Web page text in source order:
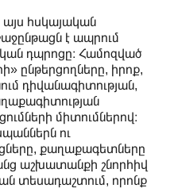
հսկայական
է ապրում
դպրոցը։ Համոզված
ընթերցողները, իրոք,
դիվանագիտության,
միտումներով։
ու
քաղաքագետները
աշխատանքի շնորհիվ
տեսադաշտում, որոնք